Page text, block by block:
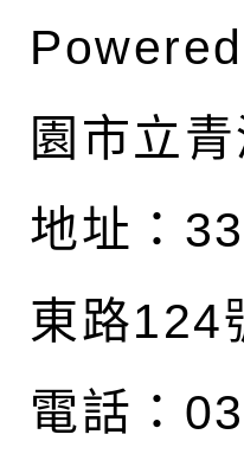
園市立
地址：
東路124
電話：